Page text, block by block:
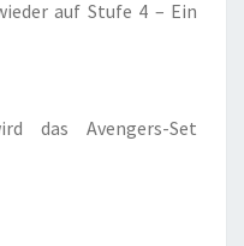
auf Stufe 4 – Ein
das Avengers-Set